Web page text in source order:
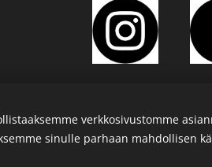
verkkosivustomme
sinulle parhaan mahdollisen